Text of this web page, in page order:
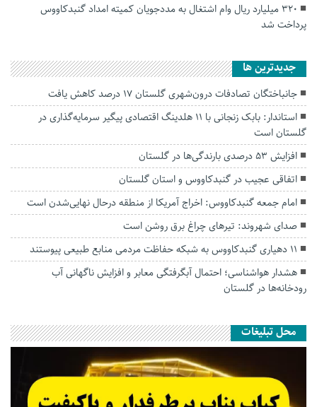
۳۲۰ میلیارد ریال وام اشتغال به مددجویان کمیته امداد گنبدکاووس
پرداخت شد
جديدترين ها
جانباختگان تصادفات درون‌شهری گلستان ۱۷ درصد کاهش یافت
استاندار: بابک زنجانی با ۱۱ هلدینگ اقتصادی پیگیر سرمایه‌گذاری در
گلستان است
افزایش ۵۳ درصدی بارندگی‌ها در گلستان
اتفاقی عجیب در‌ گنبدکاووس و استان گلستان
امام جمعه گنبدکاووس: اخراج آمریکا از منطقه درحال نهایی‌شدن است
صدای شهروند: تیرهای چراغ برق روشن است
۱۱ دهیاری گنبدکاووس به شبکه حفاظت مردمی منابع طبیعی پیوستند
هشدار هواشناسی؛ احتمال آبگرفتگی معابر و افزایش ناگهانی آب
رودخانه‌ها در گلستان
محل تبلیغات